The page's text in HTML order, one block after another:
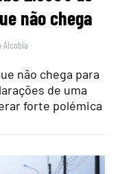
não chega
Alcobia
não chega para
de uma
forte polémica